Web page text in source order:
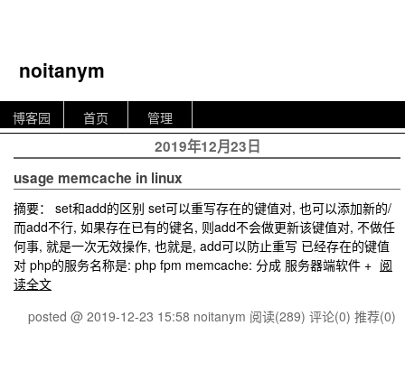
noitanym
博客园 首页 管理
2019年12月23日
usage memcache in linux
摘要： set和add的区别 set可以重写存在的键值对, 也可以添加新的/
而add不行, 如果存在已有的键名, 则add不会做更新该键值对, 不做任
何事, 就是一次无效操作, 也就是, add可以防止重写 已经存在的键值
对 php的服务名称是: php fpm memcache: 分成 服务器端软件 + 阅
读全文
posted @ 2019-12-23 15:58 noitanym 阅读(289) 评论(0) 推荐(0)